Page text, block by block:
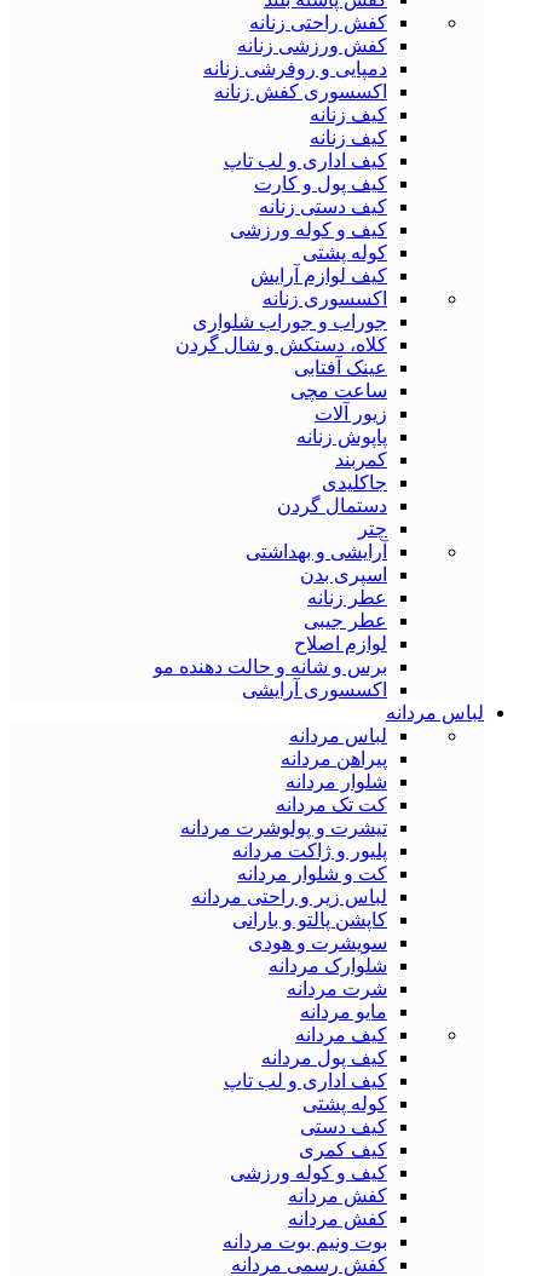
کفش راحتی زنانه
کفش ورزشی زنانه
دمپایی و روفرشی زنانه
اکسسوری کفش زنانه
کیف زنانه
کیف زنانه
کیف اداری و لب تاپ
کیف پول و کارت
کیف دستی زنانه
کیف و کوله ورزشی
کوله پشتی
کیف لوازم آرایش
اکسسوری زنانه
جوراب و جوراب شلواری
کلاه، دستکش و شال گردن
عینک آفتابی
ساعت مچی
زیور آلات
پاپوش زنانه
کمربند
جاکلیدی
دستمال گردن
چتر
آرایشی و بهداشتی
اسپری بدن
عطر زنانه
عطر جیبی
لوازم اصلاح
برس و شانه و حالت دهنده مو
اکسسوری آرایشی
لباس مردانه
لباس مردانه
پیراهن مردانه
شلوار مردانه
کت تک مردانه
تیشرت و پولوشرت مردانه
پلیور و ژاکت مردانه
کت و شلوار مردانه
لباس زیر و راحتی مردانه
کاپشن پالتو و بارانی
سویشرت و هودی
شلوارک مردانه
شرت مردانه
مایو مردانه
کیف مردانه
کیف پول مردانه
کیف اداری و لب تاپ
کوله پشتی
کیف دستی
کیف کمری
کیف و کوله ورزشی
کفش مردانه
کفش مردانه
بوت ونیم بوت مردانه
کفش رسمی مردانه